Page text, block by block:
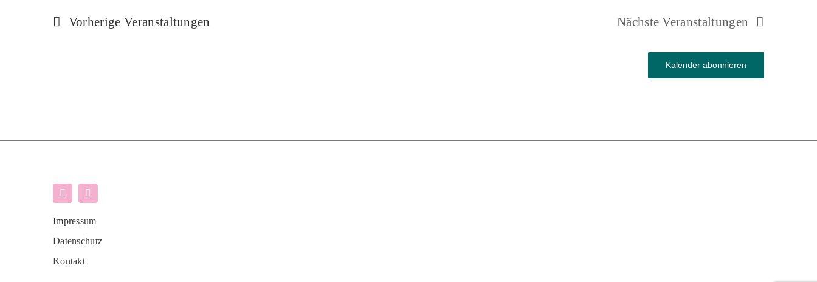
Vorherige Veranstaltungen NächsteVeranstaltungen
Kalender abonnieren
Impressum
Datenschutz
Kontakt